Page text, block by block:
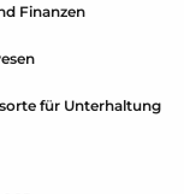
Finanzen
für Unterhaltung